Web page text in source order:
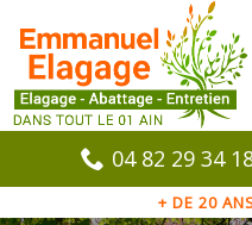
04 82 29 34
+ DE 20